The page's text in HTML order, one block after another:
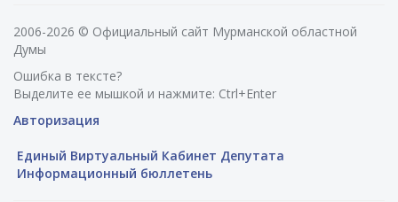
2006-2026 © Официальный сайт Мурманской областной
Думы
Ошибка в тексте?
Выделите ее мышкой и нажмите: Ctrl+Enter
Авторизация
Единый Виртуальный Кабинет Депутата
Информационный бюллетень